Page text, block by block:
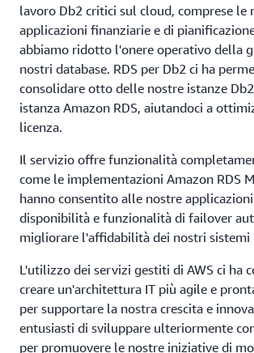
lavoro Db2 critici sul cloud, comprese le
applicazioni finanziarie e di
abbiamo ridotto l'onere operativo della
nostri database. RDS per Db2 ci ha
consolidare otto delle nostre istanze
istanza Amazon RDS, aiutandoci a
licenza.
Il servizio offre funzionalità
come le implementazioni Amazon RDS
hanno consentito alle nostre
disponibilità e funzionalità di failover
migliorare l'affidabilità dei nostri sistemi
L'utilizzo dei servizi gestiti di AWS ci ha
creare un'architettura IT più agile e
per supportare la nostra crescita e
entusiasti di sviluppare ulteriormente
per promuovere le nostre iniziative di